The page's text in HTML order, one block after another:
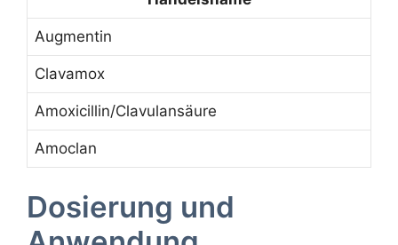
Augmentin
Clavamox
Amoxicillin/Clavulansäure
Amoclan
Dosierung und